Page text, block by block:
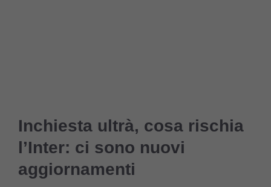
Inchiesta ultrà, cosa rischia
l’Inter: ci sono nuovi
aggiornamenti